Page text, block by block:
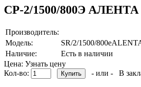
СР-2/1500/800Э АЛЕНТА
Производитель:
Модель:
SR/2/1500/
Наличие:
Есть в наличии
Цена: Узнать цену
Кол-во:
- или - В